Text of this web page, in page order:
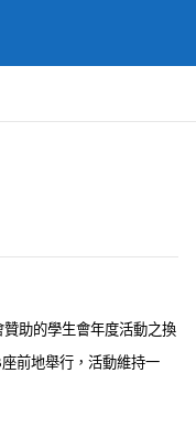
助的學生會年度活動之換
座前地舉行，活動維持一